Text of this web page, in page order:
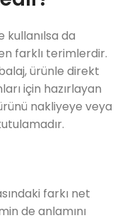
kullanılsa da
farklı terimlerdir.
ürünle direkt
için hazırlayan
nakliyeye veya
farkı net
de anlamını